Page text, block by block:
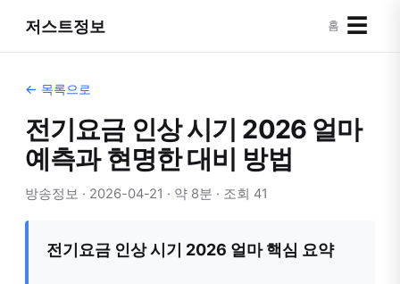
저스트정보 홈 ☰
← 목록으로
전기요금 인상 시기 2026 얼마
예측과 현명한 대비 방법
방송정보 · 2026-04-21 · 약 8분 · 조회 41
전기요금 인상 시기 2026 얼마 핵심 요약